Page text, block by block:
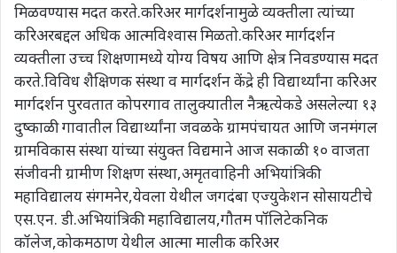
मिळवण्यास मदत करते.करिअर मार्गदर्शनामुळे व्यक्तीला त्यांच्या
करिअरबद्दल अधिक आत्मविश्वास मिळतो.करिअर मार्गदर्शन
व्यक्तीला उच्च शिक्षणामध्ये योग्य विषय आणि क्षेत्र निवडण्यास मदत
करते.विविध शैक्षिणक संस्था व मार्गदर्शन केंद्रे ही विद्यार्थ्यांना करिअर
मार्गदर्शन पुरवतात कोपरगाव तालुक्यातील नैऋत्येकडे असलेल्या १३
दुष्काळी गावातील विद्यार्थ्यांना जवळके ग्रामपंचायत आणि जनमंगल
ग्रामविकास संस्था यांच्या संयुक्त विद्यमाने आज सकाळी १० वाजता
संजीवनी ग्रामीण शिक्षण संस्था,अमृतवाहिनी अभियांत्रिकी
महाविद्यालय संगमनेर,येवला येथील जगदंबा एज्युकेशन सोसायटीचे
एस.एन. डी.अभियांत्रिकी महाविद्यालय,गौतम पॉलिटेकनिक
कॉलेज,कोकमठाण येथील आत्मा मालीक करिअर